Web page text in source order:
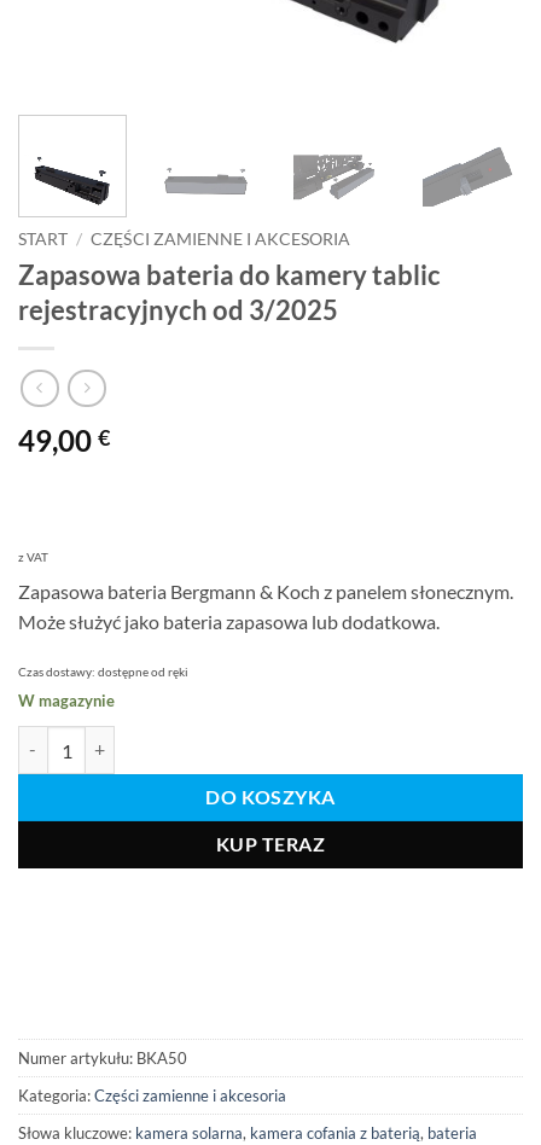
START / CZĘŚCI ZAMIENNE I AKCESORIA
Zapasowa bateria do kamery tablic
rejestracyjnych od 3/2025
49,00 €
z VAT
Zapasowa bateria Bergmann & Koch z panelem słonecznym.
Może służyć jako bateria zapasowa lub dodatkowa.
Czas dostawy: dostępne od ręki
W magazynie
DO KOSZYKA
KUP TERAZ
Numer artykułu: BKA50
Kategoria:Części zamienne i akcesoria
Słowa kluczowe: kamera solarna, kamera cofania z baterią, bateria